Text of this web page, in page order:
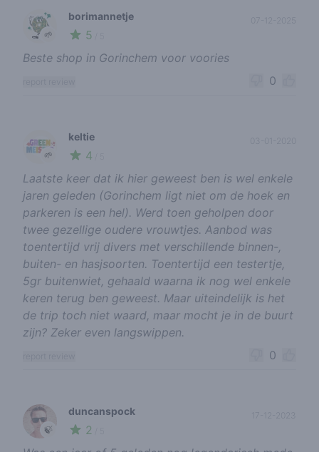
🌱
borimannetje
5
Beste shop in Gorinchem voor voories
0
🌱
keltie
4
03-01-2020
Laatste keer dat ik hier geweest ben is wel enkele
jaren geleden (Gorinchem ligt niet om de hoek en
parkeren is een hel). Werd toen geholpen door
twee gezellige oudere vrouwtjes. Aanbod was
toentertijd vrij divers met verschillende binnen-,
buiten- en hasjsoorten. Toentertijd een testertje,
5gr buitenwiet, gehaald waarna ik nog wel enkele
keren terug ben geweest. Maar uiteindelijk is het
de trip toch niet waard, maar mocht je in de buurt
zijn? Zeker even langswippen.
0
🍃
duncanspock
2
17-12-2023